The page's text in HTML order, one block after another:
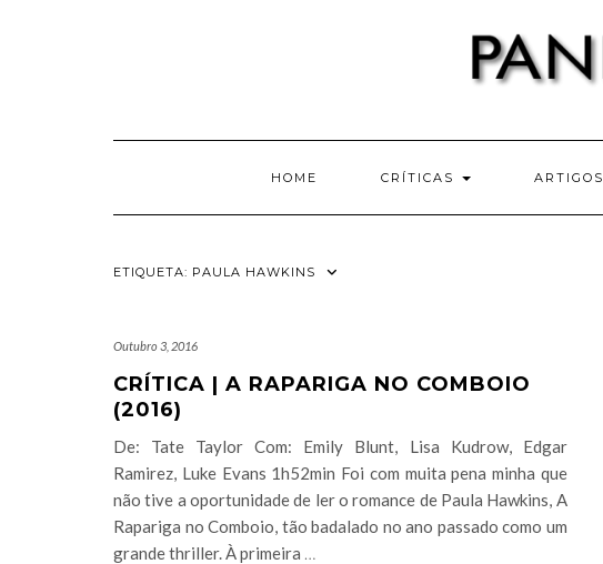
HOME CRÍTICAS ARTIGOS
ETIQUETA: PAULA HAWKINS
Outubro 3, 2016
CRÍTICA | A RAPARIGA NO COMBOIO
(2016)
De: Tate Taylor Com: Emily Blunt, Lisa Kudrow, Edgar
Ramirez, Luke Evans 1h52min Foi com muita pena minha que
não tive a oportunidade de ler o romance de Paula Hawkins, A
Rapariga no Comboio, tão badalado no ano passado como um
grande thriller. À primeira …